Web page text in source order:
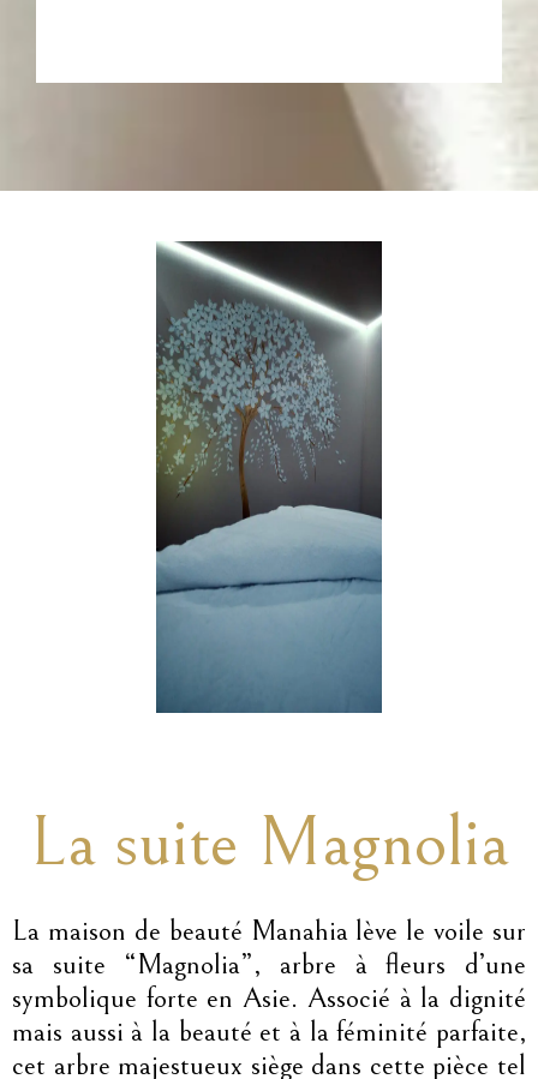
La suite Magnolia
La maison de beauté Manahia lève le voile sur
sa suite “Magnolia”, arbre à fleurs d’une
symbolique forte en Asie. Associé à la dignité
mais aussi à la beauté et à la féminité parfaite,
cet arbre majestueux siège dans cette pièce tel